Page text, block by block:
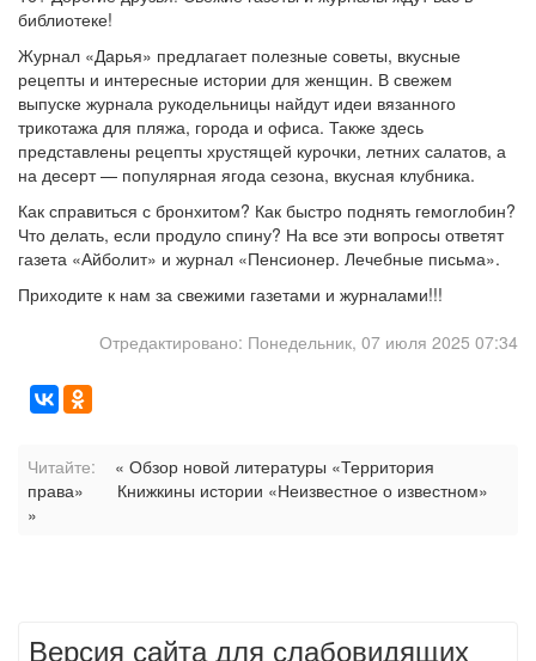
библиотеке!
Журнал «Дарья» предлагает полезные советы, вкусные
рецепты и интересные истории для женщин. В свежем
выпуске журнала рукодельницы найдут идеи вязанного
трикотажа для пляжа, города и офиса. Также здесь
представлены рецепты хрустящей курочки, летних салатов, а
на десерт — популярная ягода сезона, вкусная клубника.
Как справиться с бронхитом? Как быстро поднять гемоглобин?
Что делать, если продуло спину? На все эти вопросы ответят
газета «Айболит» и журнал «Пенсионер. Лечебные письма».
Приходите к нам за свежими газетами и журналами!!!
Отредактировано: Понедельник, 07 июля 2025 07:34
Читайте:
« Обзор новой литературы «Территория
права»
Книжкины истории «Неизвестное о известном»
»
Версия сайта для слабовидящих